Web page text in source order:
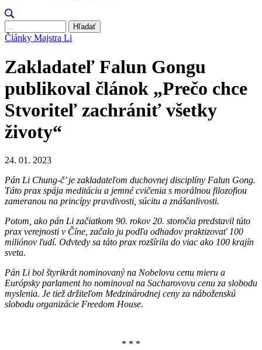
Hľadať
Články Majstra Li
Zakladateľ Falun Gongu
publikoval článok „Prečo chce
Stvoriteľ zachrániť všetky
životy“
24. 01. 2023
Pán Li Chung-č’ je zakladateľom duchovnej disciplíny Falun Gong.
Táto prax spája meditáciu a jemné cvičenia s morálnou filozofiou
zameranou na princípy pravdivosti, súcitu a znášanlivosti.
Potom, ako pán Li začiatkom 90. rokov 20. storočia predstavil túto
prax verejnosti v Číne, začalo ju podľa odhadov praktizovať 100
miliónov ľudí. Odvtedy sa táto prax rozšírila do viac ako 100 krajín
sveta.
Pán Li bol štyrikrát nominovaný na Nobelovu cenu mieru a
Európsky parlament ho nominoval na Sacharovovu cenu za slobodu
myslenia. Je tiež držiteľom Medzinárodnej ceny za náboženskú
slobodu organizácie Freedom House.
* * *